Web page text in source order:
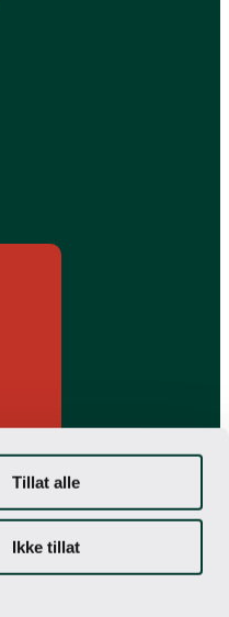
Tillat alle
Ikke tillat